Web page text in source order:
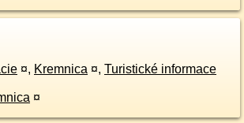
¤, Kremnica ¤, Turistické informace
¤